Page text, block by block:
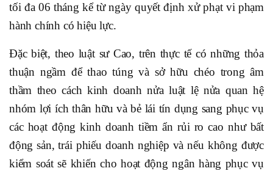
tối đa 06 tháng kể từ ngày quyết định xử phạt vi phạm
hành chính có hiệu lực.
Đặc biệt, theo luật sư Cao, trên thực tế có những thỏa
thuận ngầm để thao túng và sở hữu chéo trong âm
thầm theo cách kinh doanh nửa luật lệ nửa quan hệ
nhóm lợi ích thân hữu và bẻ lái tín dụng sang phục vụ
các hoạt động kinh doanh tiềm ẩn rủi ro cao như bất
động sản, trái phiếu doanh nghiệp và nếu không được
kiểm soát sẽ khiến cho hoạt động ngân hàng phục vụ